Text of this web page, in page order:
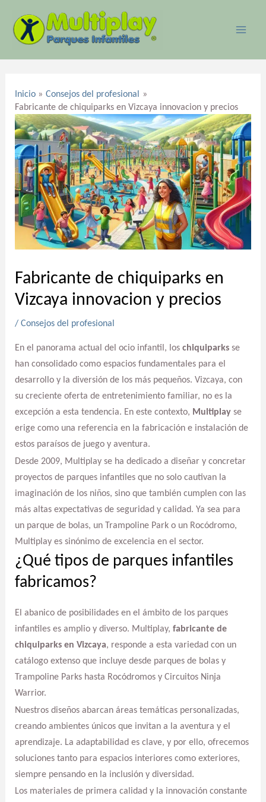
contenido
Inicio
Consejos del profesional
Fabricante de chiquiparks en Vizcaya innovacion y precios
Fabricante de chiquiparks en
Vizcaya innovacion y precios
/ Consejos del profesional
En el panorama actual del ocio infantil, los chiquiparksse
han consolidado como espacios fundamentales para el
desarrollo y la diversión de los más pequeños. Vizcaya, con
su creciente oferta de entretenimiento familiar, no es la
excepción a esta tendencia. En este contexto, Multiplayse
erige como una referencia en la fabricación e instalación de
estos paraísos de juego y aventura.
Desde 2009, Multiplay se ha dedicado a diseñar y concretar
proyectos de parques infantiles que no solo cautivan la
imaginación de los niños, sino que también cumplen con las
más altas expectativas de seguridad y calidad. Ya sea para
un parque de bolas, un Trampoline Park o un Rocódromo,
Multiplay es sinónimo de excelencia en el sector.
¿Qué tipos de parques infantiles
fabricamos?
El abanico de posibilidades en el ámbito de los parques
infantiles es amplio y diverso. Multiplay, fabricante de
chiquiparks en Vizcaya, responde a esta variedad con un
catálogo extenso que incluye desde parques de bolas y
Trampoline Parks hasta Rocódromos y Circuitos Ninja
Warrior.
Nuestros diseños abarcan áreas temáticas personalizadas,
creando ambientes únicos que invitan a la aventura y el
aprendizaje. La adaptabilidad es clave, y por ello, ofrecemos
soluciones tanto para espacios interiores como exteriores,
siempre pensando en la inclusión y diversidad.
Los materiales de primera calidad y la innovación constante
entradas